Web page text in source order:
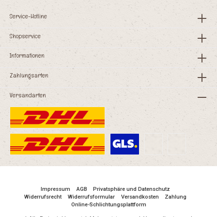
Suppenkaspar machen kann.Frei von Bitterstoffen,
Service-Hotline
Shopservice
Informationen
Zahlungsarten
Versandarten
Impressum AGB
Privatsphäre und Datenschutz
Widerrufsrecht
Widerrufsformular Versandkosten
Zahlung
Online-Schlichtungsplattform